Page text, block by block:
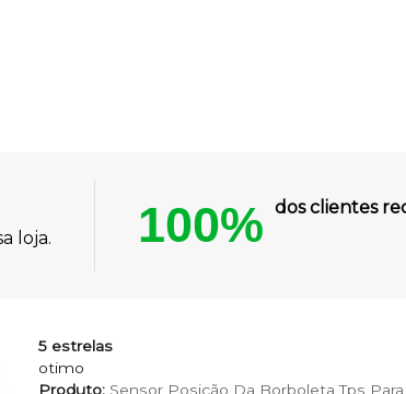
loja. 100% dos clientes
5 estrelas
otimo
Produto:Sensor Posição Da Borboleta Tps Para